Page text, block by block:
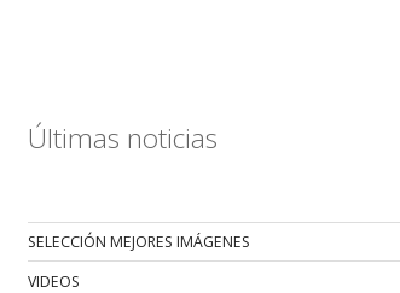
Últimas noticias
SELECCIÓN MEJORES IMÁGENES
VIDEOS